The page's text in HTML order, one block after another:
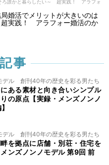
ろ誰かと暮らしたい～ 超実践！ アラフォ
婚活でメリットが大きいのは
超実践！ アラフォー婚活のか
事
デル 創刊40年の歴史を彩る男たち
ある素材と向き合いシンプル
の原点【実録・メンズノンノ
デル 創刊40年の歴史を彩る男たち
を拠点に店舗・別荘・住宅を
ンズノンノモデル 第9回 前